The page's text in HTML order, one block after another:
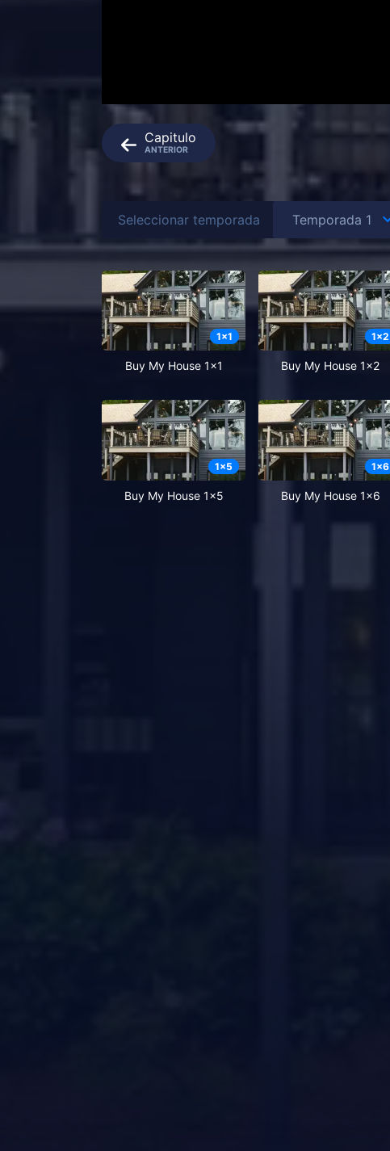
Capitulo
ANTERIOR
Seleccionar temporada
1x1
Buy My House 1x1
1x2
Buy My House 1x2
1x5
Buy My House 1x5
1x6
Buy My House 1x6